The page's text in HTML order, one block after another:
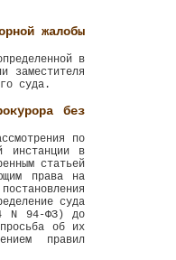
жалобы
в
заместителя
суда.
без
по
инстанции в
статьей
права на
суда
N 94-ФЗ) до
об их
правил